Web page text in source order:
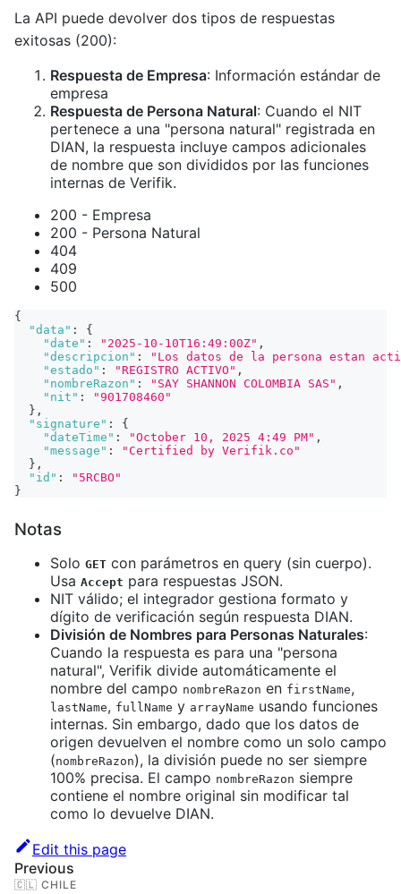
La API puede devolver dos tipos de respuestas
exitosas (200):
Respuesta de Empresa: Información estándar de
empresa
Respuesta de Persona Natural: Cuando el NIT
pertenece a una "persona natural" registrada en
DIAN, la respuesta incluye campos adicionales
de nombre que son divididos por las funciones
internas de Verifik.
200 - Empresa
200 - Persona Natural
404
409
500
{
"data" :
{
"date" : "2025-10-10T16:49:00Z" ,
"descripcion" :
"Los datos de la persona estan
"estado" : "REGISTRO ACTIVO" ,
"nombreRazon" : "SAY SHANNON COLOMBIA SAS" ,
"nit" :
"901708460"
} ,
"signature" :
{
"dateTime" : "October 10, 2025 4:49 PM" ,
"message" :
"Certified by Verifik.co"
} ,
"id" :
"5RCBO"
}
Notas
Solo GET con parámetros en query (sin cuerpo).
Usa Accept para respuestas JSON.
NIT válido; el integrador gestiona formato y
dígito de verificación según respuesta DIAN.
División de Nombres para Personas Naturales:
Cuando la respuesta es para una "persona
natural", Verifik divide automáticamente el
nombre del campo nombreRazon en firstName,
lastName, fullName y arrayName usando funciones
internas. Sin embargo, dado que los datos de
origen devuelven el nombre como un solo campo
(nombreRazon), la división puede no ser siempre
100% precisa. El campo nombreRazon siempre
contiene el nombre original sin modificar tal
como lo devuelve DIAN.
Edit this page
Previous
🇨🇱 CHILE